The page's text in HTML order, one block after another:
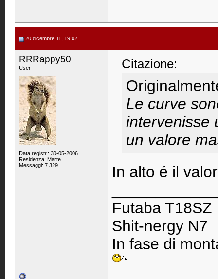
20 dicembre 11, 19:02
RRRappy50
User
Data registr.: 30-05-2006
Residenza: Marte
Messaggi: 7.329
Citazione:
Le curve
intervenisse
un valore
In alto é il
Futaba T18SZ
Shit-nergy N7
In fase di